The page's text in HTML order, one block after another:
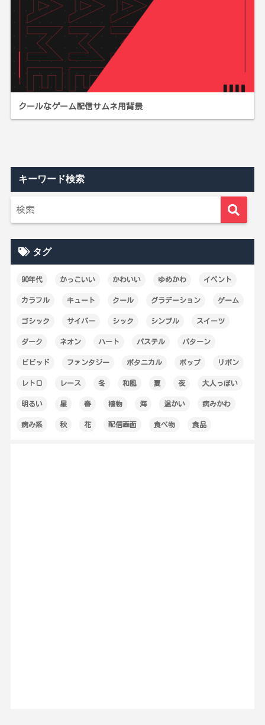
クールなゲーム配信サムネ用背景
キーワード検索
タグ
90年代 かっこいい かわいい ゆめかわ イベント
カラフル キュート クール グラデーション ゲーム
ゴシック サイバー シック シンプル スイーツ
ダーク ネオン ハート パステル パターン
ビビッド ファンタジー ボタニカル ポップ リボン
レトロ レース 冬 和風 夏 夜 大人っぽい
明るい 星 春 植物 海 温かい 病みかわ
病み系 秋 花 配信画面 食べ物 食品